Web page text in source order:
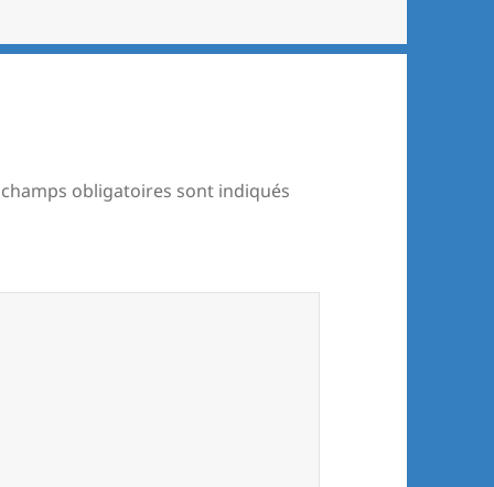
champs obligatoires sont indiqués